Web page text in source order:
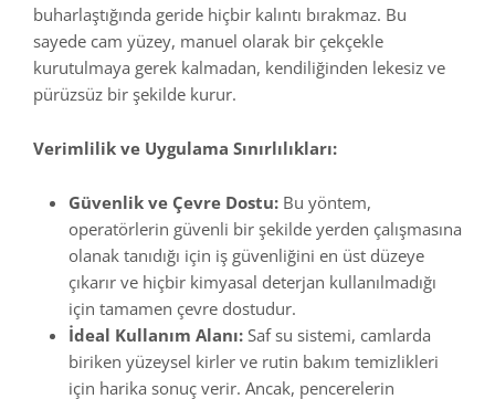
buharlaştığında geride hiçbir kalıntı bırakmaz. Bu
sayede cam yüzey, manuel olarak bir çekçekle
kurutulmaya gerek kalmadan, kendiliğinden lekesiz ve
pürüzsüz bir şekilde kurur.
Verimlilik ve Uygulama Sınırlılıkları:
Güvenlik ve Çevre Dostu: Bu yöntem,
operatörlerin güvenli bir şekilde yerden çalışmasına
olanak tanıdığı için iş güvenliğini en üst düzeye
çıkarır ve hiçbir kimyasal deterjan kullanılmadığı
için tamamen çevre dostudur.
İdeal Kullanım Alanı: Saf su sistemi, camlarda
biriken yüzeysel kirler ve rutin bakım temizlikleri
için harika sonuç verir. Ancak, pencerelerin